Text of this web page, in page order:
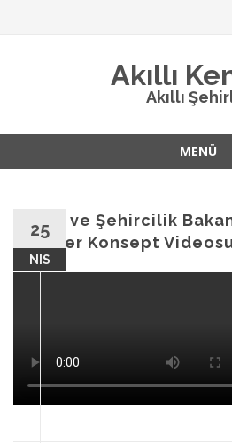
Akıllı
Akıllı
MENÜ
25
NIS
Çevre ve Şehircilik
Şehirler Konsept